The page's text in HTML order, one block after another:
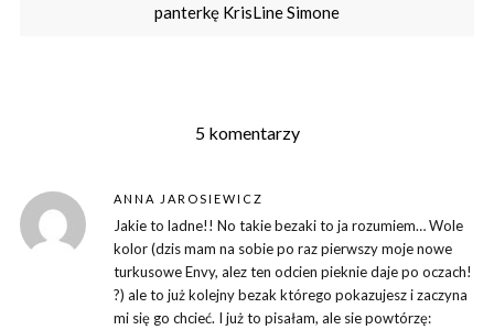
panterkę KrisLine Simone
5 komentarzy
ANNA JAROSIEWICZ
Jakie to ladne!! No takie bezaki to ja rozumiem… Wole
kolor (dzis mam na sobie po raz pierwszy moje nowe
turkusowe Envy, alez ten odcien pieknie daje po oczach!
?) ale to już kolejny bezak którego pokazujesz i zaczyna
mi się go chcieć. I już to pisałam, ale sie powtórzę: